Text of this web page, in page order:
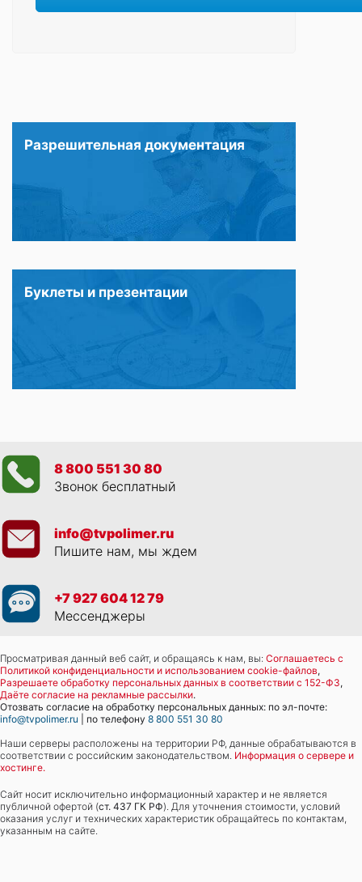
Разрешительная документация
Буклеты и презентации
8 800 551 30 80
Звонок бесплатный
info@tvpolimer.ru
Пишите нам, мы ждем
+7 927 604 12 79
Мессенджеры
Просматривая данный веб сайт, и обращаясь к нам, вы: Соглашаетесь с
Политикой конфиденциальности и использованием cookie-файлов,
Разрешаете обработку персональных данных в соответствии с 152-ФЗ,
Даёте согласие на рекламные рассылки.
Отозвать согласие на обработку персональных данных: по эл-почте:
info@tvpolimer.ru | по телефону 8 800 551 30 80
Наши серверы расположены на территории РФ, данные обрабатываются в
соответствии с российским законодательством. Информация о сервере и
хостинге.
Сайт носит исключительно информационный характер и не является
публичной офертой (ст. 437 ГК РФ). Для уточнения стоимости, условий
оказания услуг и технических характеристик обращайтесь по контактам,
указанным на сайте.